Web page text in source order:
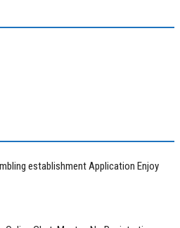
establishment Application Enjoy